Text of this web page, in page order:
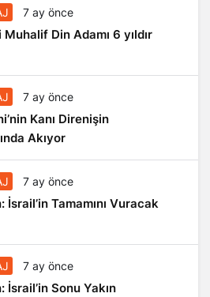
7 ay önce
Din Adamı 6 yıldır
7 ay önce
Kanı Direnişin
Akıyor
7 ay önce
İsrail’in Tamamını Vuracak
7 ay önce
İsrail’in Sonu Yakın